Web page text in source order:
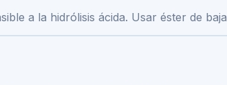
a la hidrólisis ácida. Usar éster de